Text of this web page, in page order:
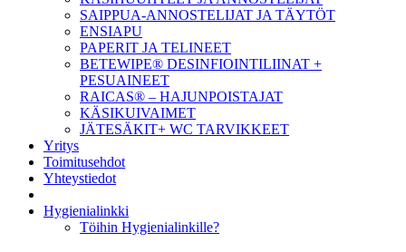
SAIPPUA-ANNOSTELIJAT JA TÄYTÖT
ENSIAPU
PAPERIT JA TELINEET
BETEWIPE® DESINFIOINTILIINAT +
PESUAINEET
RAICAS® – HAJUNPOISTAJAT
KÄSIKUIVAIMET
JÄTESÄKIT+ WC TARVIKKEET
Yritys
Toimitusehdot
Yhteystiedot
Hygienialinkki
Töihin Hygienialinkille?